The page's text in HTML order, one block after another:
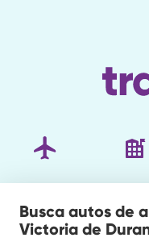
Busca autos de
Victoria de